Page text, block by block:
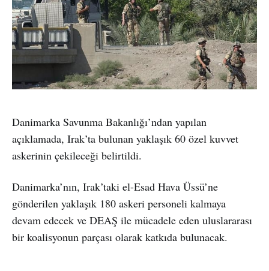
Danimarka Savunma Bakanlığı’ndan yapılan
açıklamada, Irak’ta bulunan yaklaşık 60 özel kuvvet
askerinin çekileceği belirtildi.
Danimarka’nın, Irak’taki el-Esad Hava Üssü’ne
gönderilen yaklaşık 180 askeri personeli kalmaya
devam edecek ve DEAŞ ile mücadele eden uluslararası
bir koalisyonun parçası olarak katkıda bulunacak.